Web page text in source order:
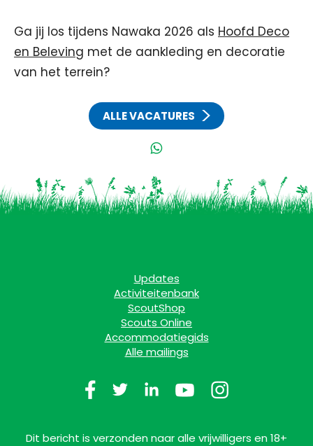
Ga jij los tijdens Nawaka 2026 als Hoofd Deco
en Beleving met de aankleding en decoratie
van het terrein?
ALLE VACATURES
Updates
Activiteitenbank
ScoutShop
Scouts Online
Accommodatiegids
Alle mailings
Dit bericht is verzonden naar alle vrijwilligers en 18+